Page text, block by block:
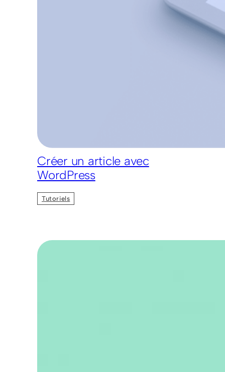
Créer un article avec
WordPress
Tutoriels